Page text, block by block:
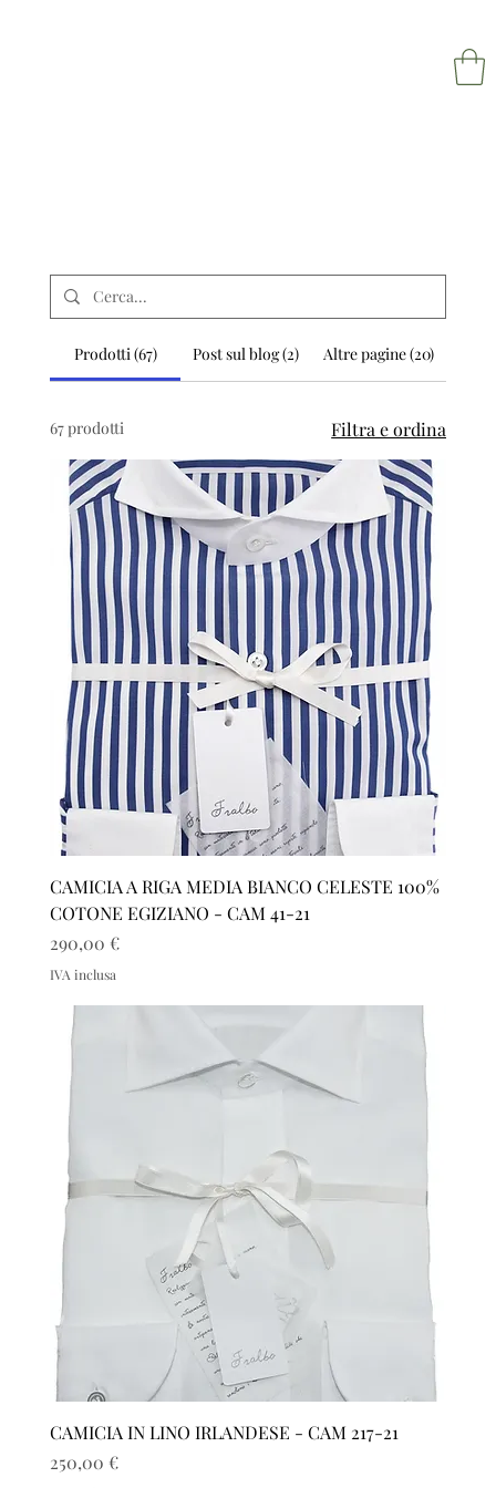
Prodotti (67) Post sul blog (2) Altre pagine (20)
67 prodotti Filtra e ordina
CAMICIA A RIGA MEDIA BIANCO CELESTE 100%
COTONE EGIZIANO - CAM 41-21
Prezzo
290,00 €
IVA inclusa
CAMICIA IN LINO IRLANDESE - CAM 217-21
Prezzo
250,00 €